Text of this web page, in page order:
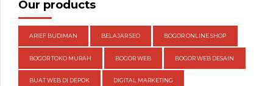
Our products
ARIEF BUDIMAN BELAJAR SEO BOGOR ONLINE SHOP
BOGOR TOKO MURAH BOGOR WEB BOGOR WEB DESAIN
BUAT WEB DI DEPOK DIGITAL MARKETING